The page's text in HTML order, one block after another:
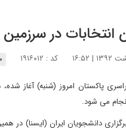
انتخابات در
کد : ۱۹۱۶۰۱۲
پاکستان امروز (شنبه) آغاز
می شود.
دانشجویان ایران (ایسنا) در